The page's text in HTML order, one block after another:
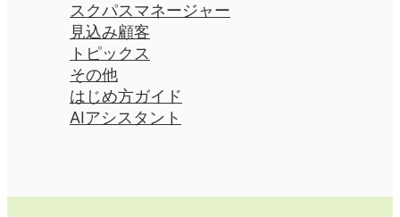
スクパスマネージャー
トピックス
見込み顧客
その他
はじめ方ガイド
AIアシスタント